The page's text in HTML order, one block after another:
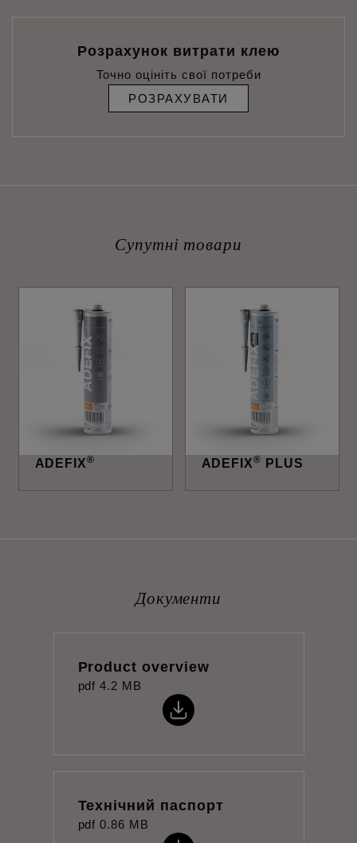
Розрахунок витрати клею
Точно оцініть свої потреби
РОЗРАХУВАТИ
Супутні товари
ADEFIX® ADEFIX® PLUS
Документи
Product overview
pdf 4.2 MB
Технічний паспорт
pdf 0.86 MB